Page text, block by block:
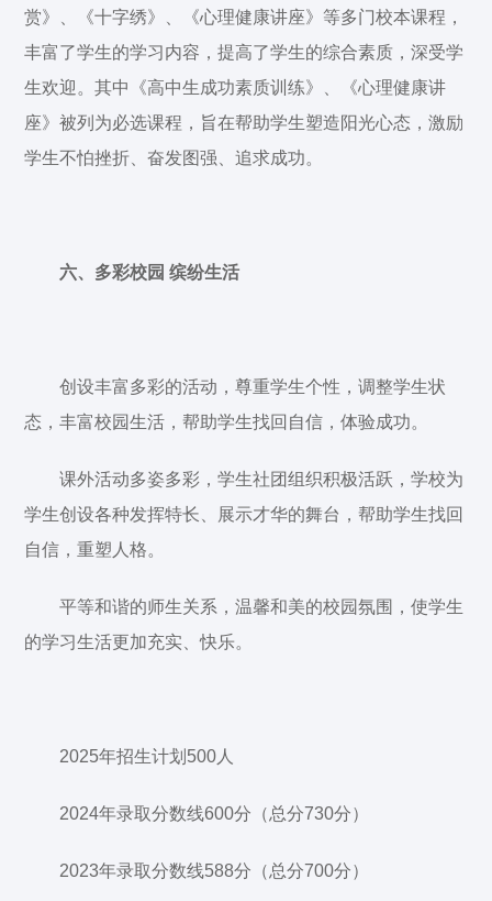
赏》、《十字绣》、《心理健康讲座》等多门校本课程，
丰富了学生的学习内容，提高了学生的综合素质，深受学
生欢迎。其中《高中生成功素质训练》、《心理健康讲
座》被列为必选课程，旨在帮助学生塑造阳光心态，激励
学生不怕挫折、奋发图强、追求成功。
六、多彩校园 缤纷生活
创设丰富多彩的活动，尊重学生个性，调整学生状
态，丰富校园生活，帮助学生找回自信，体验成功。
课外活动多姿多彩，学生社团组织积极活跃，学校为
学生创设各种发挥特长、展示才华的舞台，帮助学生找回
自信，重塑人格。
平等和谐的师生关系，温馨和美的校园氛围，使学生
的学习生活更加充实、快乐。
2025年招生计划500人
2024年录取分数线600分（总分730分）
2023年录取分数线588分（总分700分）